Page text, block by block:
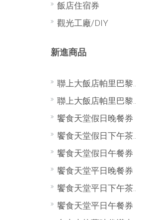
飯店住宿券
觀光工廠/DIY
新進商品
聯上大飯店帕里巴黎..
聯上大飯店帕里巴黎..
饗食天堂假日晚餐券
饗食天堂假日下午茶..
饗食天堂假日午餐券
饗食天堂平日晚餐券
饗食天堂平日下午茶..
饗食天堂平日午餐券